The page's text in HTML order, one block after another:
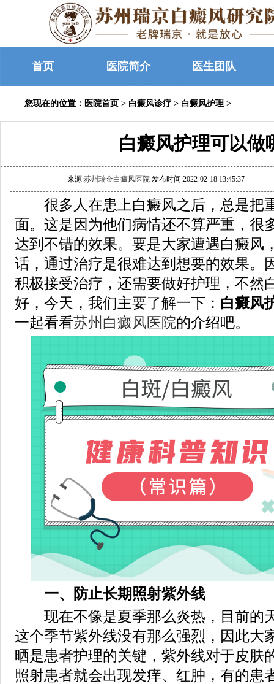
首页 医院简介 医生团队
您现在的位置： 医院首页 > 白癜风诊疗 > 白癜风护理 >
白癜风护理可以做
来源:苏州瑞金白癜风医院 发布时间:2022-02-18 13:45:37
很多人在患上白癜风之后，总是把
面。这是因为他们病情还不算严重，很
达到不错的效果。要是大家遭遇白癜风
话，通过治疗是很难达到想要的效果。
积极接受治疗，还需要做好护理，不然
好，今天，我们主要了解一下： 白癜风
一起看看苏州白癜风医院的介绍吧。
一、防止长期照射紫外线
现在不像是夏季那么炎热，目前的
这个季节紫外线没有那么强烈，因此大
晒是患者护理的关键，紫外线对于皮肤
照射患者就会出现发痒、红肿，有的患